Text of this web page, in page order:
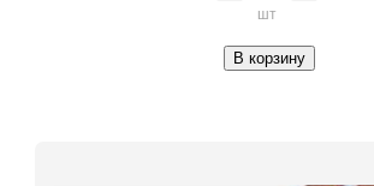
шт
В корзину